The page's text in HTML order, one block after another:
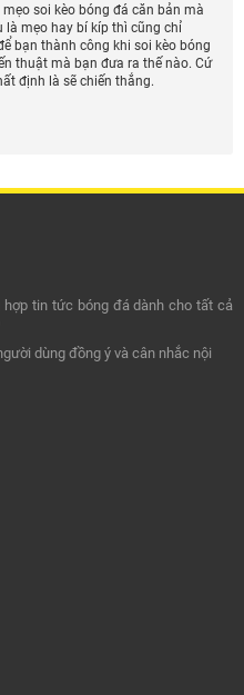
soi kèo bóng đá căn bản mà
là mẹo hay bí kíp thì cũng chỉ
bạn thành công khi soi kèo bóng
thuật mà bạn đưa ra thế nào. Cứ
định là sẽ chiến thắng.
tin tức bóng đá dành cho tất cả
dùng đồng ý và cân nhắc nội